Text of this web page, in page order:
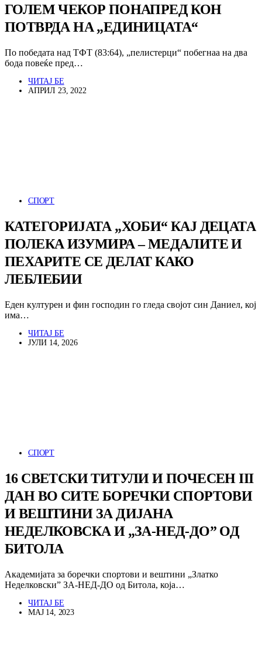
ГОЛЕМ ЧЕКОР ПОНАПРЕД КОН
ПОТВРДА НА „ЕДИНИЦАТА“
По победата над ТФТ (83:64), „пелистерци“ побегнаа на два
бода повеќе пред…
ЧИТАЈ БЕ
АПРИЛ 23, 2022
СПОРТ
КАТЕГОРИЈАТА „ХОБИ“ КАЈ ДЕЦАТА
ПОЛЕКА ИЗУМИРА – МЕДАЛИТЕ И
ПЕХАРИТЕ СЕ ДЕЛАТ КАКО
ЛЕБЛЕБИИ
Еден културен и фин господин го гледа својот син Даниел, кој
има…
ЧИТАЈ БЕ
ЈУЛИ 14, 2026
СПОРТ
16 СВЕТСКИ ТИТУЛИ И ПОЧЕСЕН III
ДАН ВО СИТЕ БОРЕЧКИ СПОРТОВИ
И ВЕШТИНИ ЗА ДИЈАНА
НЕДЕЛКОВСКА И „ЗА-НЕД-ДО” ОД
БИТОЛА
Академијата за боречки спортови и вештини „Златко
Неделковски” ЗА-НЕД-ДО од Битола, која…
ЧИТАЈ БЕ
МАЈ 14, 2023